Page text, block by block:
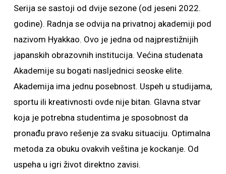
Serija se sastoji od dvije sezone (od jeseni 2022.
godine). Radnja se odvija na privatnoj akademiji pod
nazivom Hyakkao. Ovo je jedna od najprestižnijih
japanskih obrazovnih institucija. Većina studenata
Akademije su bogati nasljednici seoske elite.
Akademija ima jednu posebnost. Uspeh u studijama,
sportu ili kreativnosti ovde nije bitan. Glavna stvar
koja je potrebna studentima je sposobnost da
pronađu pravo rešenje za svaku situaciju. Optimalna
metoda za obuku ovakvih veština je kockanje. Od
uspeha u igri život direktno zavisi.